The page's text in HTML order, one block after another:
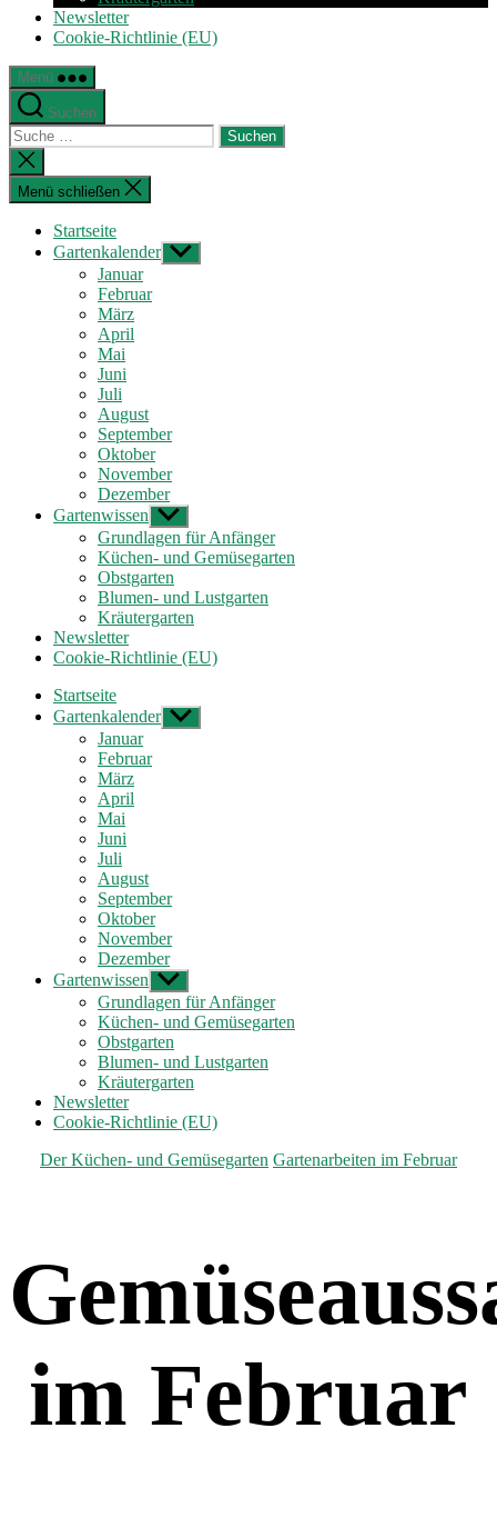
Newsletter
Cookie-Richtlinie (EU)
Menü
Suchen
Suche
nach:
Suche
schließen
Menü schließen
Startseite
Gartenkalender Untermenü
anzeigen
Januar
Februar
März
April
Mai
Juni
Juli
August
September
Oktober
November
Dezember
Gartenwissen Untermenü
anzeigen
Grundlagen für Anfänger
Küchen- und Gemüsegarten
Obstgarten
Blumen- und Lustgarten
Kräutergarten
Newsletter
Cookie-Richtlinie (EU)
Startseite
Gartenkalender Untermenü
anzeigen
Januar
Februar
März
April
Mai
Juni
Juli
August
September
Oktober
November
Dezember
Gartenwissen Untermenü
anzeigen
Grundlagen für Anfänger
Küchen- und Gemüsegarten
Obstgarten
Blumen- und Lustgarten
Kräutergarten
Newsletter
Cookie-Richtlinie (EU)
Kategorien
Der Küchen- und Gemüsegarten Gartenarbeiten im Februar
im Februar